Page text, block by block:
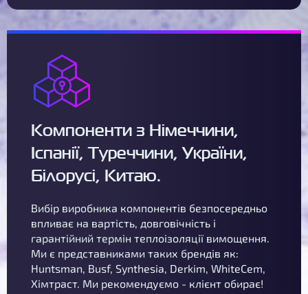
Компоненти з Німеччини,
Іспанії, Туреччини, України,
Білорусі, Китаю.
Вибір виробника компонентів безпосередньо
впливає на вартість, довговічність і
гарантійний термін теплоізоляції вимощення.
Ми є представниками таких брендів як:
Huntsman, Busf, Synthesia, Derkim, WhiteCem,
Хімтраст. Ми рекомендуємо - клієнт обирає!